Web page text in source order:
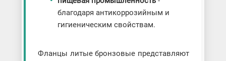
благодаря антикоррозийным и
гигиеническим свойствам.
Фланцы литые бронзовые представляют